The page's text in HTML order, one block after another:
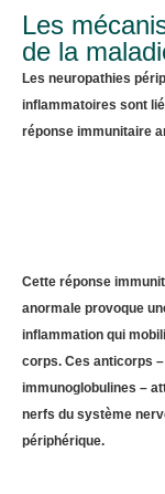
Les
de la
Les neuropathies
inflammatoires sont
réponse immunitaire
Cette réponse
anormale provoque
inflammation qui
corps. Ces anticorps
immunoglobulines –
nerfs du système
périphérique.